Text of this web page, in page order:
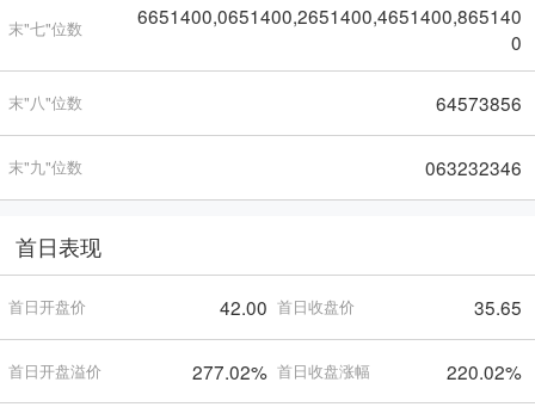
末"七"位数
6651400,0651400,2651400,4651400,865140
0
末"八"位数 64573856
末"九"位数 063232346
首日表现
首日开盘价 42.00 首日收盘价 35.65
首日开盘溢价 277.02% 首日收盘涨幅 220.02%